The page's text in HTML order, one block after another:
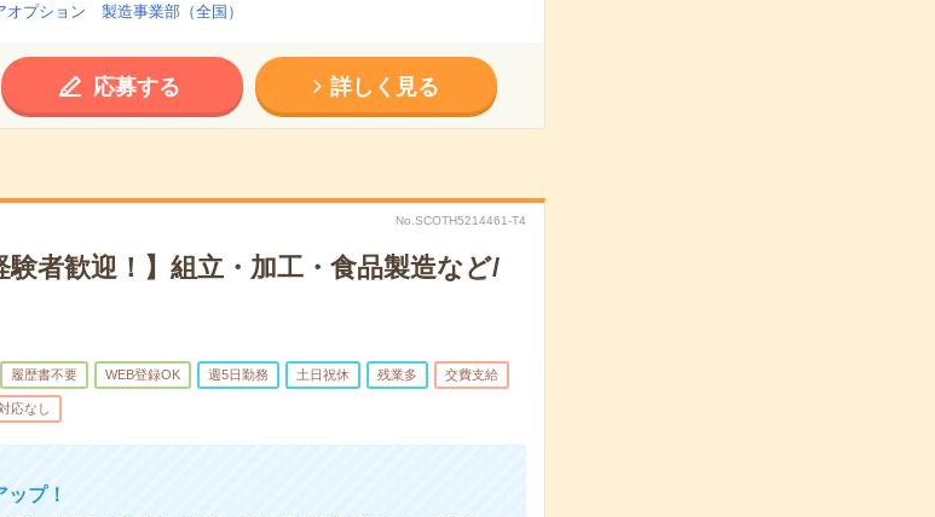
オプション 製造事業部（全国）
応募する 詳しく見る
No.SCOTH5214461-T4
験者歓迎！】組立・加工・食品製造など/
履歴書不要 WEB登録OK 週5日勤務 土日祝休 残業多 交費支給
応なし
プ！